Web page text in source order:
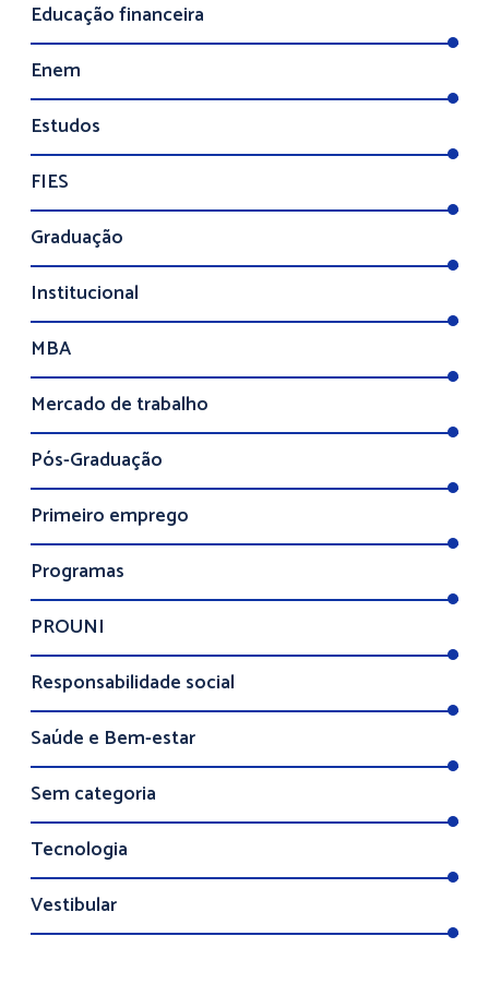
Educação financeira
Enem
Estudos
FIES
Graduação
Institucional
MBA
Mercado de trabalho
Pós-Graduação
Primeiro emprego
Programas
PROUNI
Responsabilidade social
Saúde e Bem-estar
Sem categoria
Tecnologia
Vestibular